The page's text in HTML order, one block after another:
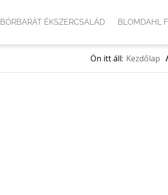
BŐRBARÁT ÉKSZERCSALÁD BLOMDAHL
Ön itt áll: Kezdőlap /